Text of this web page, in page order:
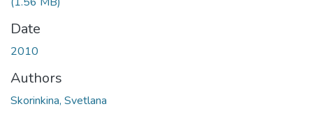
Date
2010
Authors
Skorinkina, Svetlana